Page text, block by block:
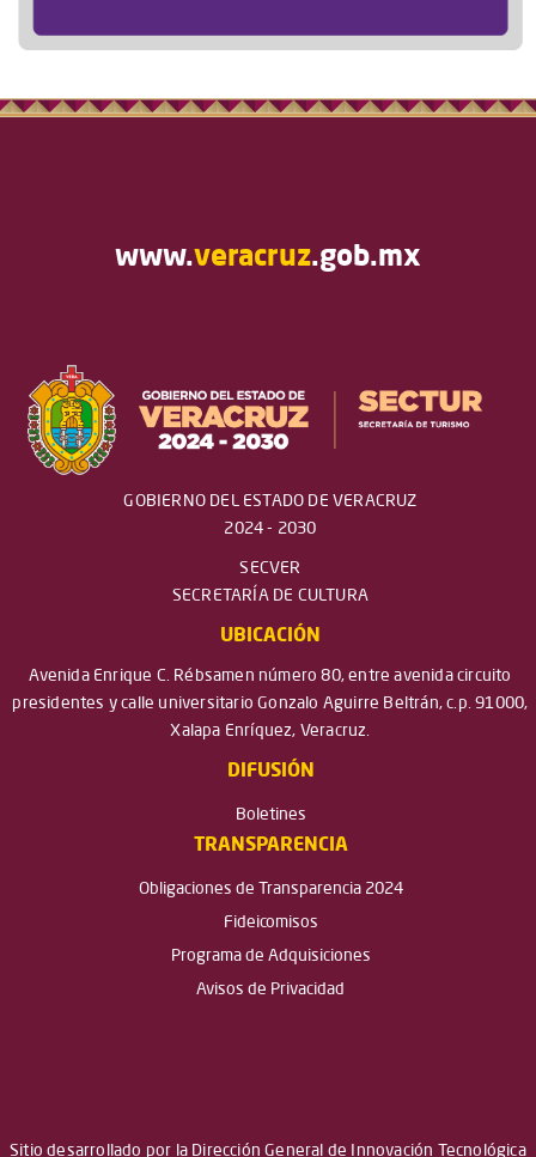
www.veracruz.gob.mx
GOBIERNO DEL ESTADO DE VERACRUZ
2024 - 2030
SECVER
SECRETARÍA DE CULTURA
UBICACIÓN
Avenida Enrique C. Rébsamen número 80, entre avenida circuito
presidentes y calle universitario Gonzalo Aguirre Beltrán, c.p. 91000,
Xalapa Enríquez, Veracruz.
DIFUSIÓN
Boletines
TRANSPARENCIA
Obligaciones de Transparencia 2024
Fideicomisos
Programa de Adquisiciones
Avisos de Privacidad
Sitio desarrollado por la Dirección General de Innovación Tecnológica